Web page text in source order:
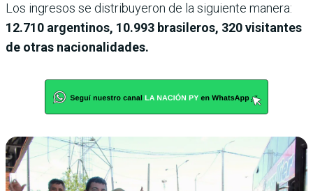
Los ingresos se distribuyeron de la siguiente manera:
12.710 argentinos, 10.993 brasileros, 320 visitantes
de otras nacionalidades.